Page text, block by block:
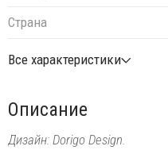
Страна
Все характеристики
Описание
Дизайн: Dorigo Design.